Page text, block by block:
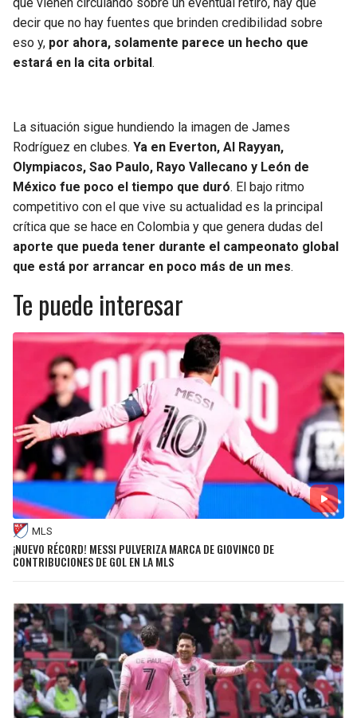
que vienen circulando sobre un eventual retiro, hay que
decir que no hay fuentes que brinden credibilidad sobre
eso y, por ahora, solamente parece un hecho que
estará en la cita orbital .
La situación sigue hundiendo la imagen de James
Rodríguez en clubes. Ya en Everton, Al Rayyan,
Olympiacos, Sao Paulo, Rayo Vallecano y León de
México fue poco el tiempo que duró. El bajo ritmo
competitivo con el que vive su actualidad es la principal
crítica que se hace en Colombia y que genera dudas del
aporte que pueda tener durante el campeonato global
que está por arrancar en poco más de un mes.
Te puede interesar
MLS
¡NUEVO RÉCORD! MESSI PULVERIZA MARCA DE GIOVINCO DE
CONTRIBUCIONES DE GOL EN LA MLS